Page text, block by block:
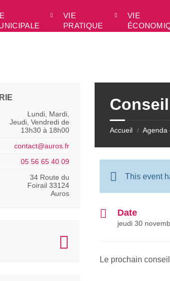
VIE
PRATIQUE
VIE
Accueil / Agenda
This event
Date
jeudi 30
Le prochain
Lundi, Mardi,
Jeudi, Vendredi de
13h30 à 18h00
contact@auros.fr
05 56 65 40 09
34 Route du
Foirail 33124
Auros